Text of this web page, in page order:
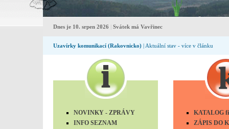
Dnes je 10. srpen 2026 Svátek má Vavřinec
Uzavírky komunikací (Rakovnicko) | Aktuální stav - více v článku
NOVINKY - ZPRÁVY
INFO SEZNAM
KATALOG
ZÁPIS DO